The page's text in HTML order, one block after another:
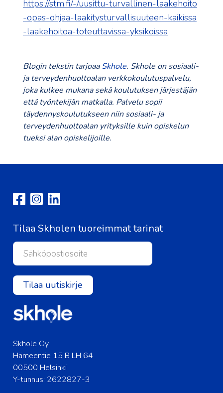
https://stm.fi/-/uusittu-turvallinen-laakehoito
-opas-ohjaa-laakitysturvallisuuteen-kaikissa
-laakehoitoa-toteuttavissa-yksikoissa
Blogin tekstin tarjoaaSkhole. Skhole on sosiaali-
ja terveydenhuoltoalan verkkokoulutuspalvelu,
joka kulkee mukana sekä koulutuksen järjestäjän
että työntekijän matkalla. Palvelu sopii
täydennyskoulutukseen niin sosiaali- ja
terveydenhuoltoalan yrityksille kuin opiskelun
tueksi alan opiskelijoille.
Skhole Oy
Hämeentie 15 B LH 64
00500 Helsinki
Y-tunnus: 2622827-3
Tilaa Skholen tuoreimmat tarinat
Tilaa uutiskirje